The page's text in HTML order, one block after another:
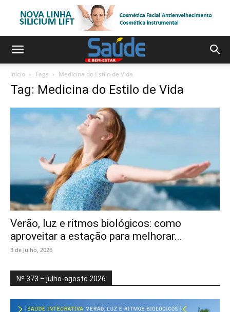
Início Tags Medicina do Estilo de Vida
Tag: Medicina do Estilo de Vida
Verão, luz e ritmos biológicos: como
aproveitar a estação para melhorar...
3 de Julho, 2026
Nº 373 – julho-agosto 2026